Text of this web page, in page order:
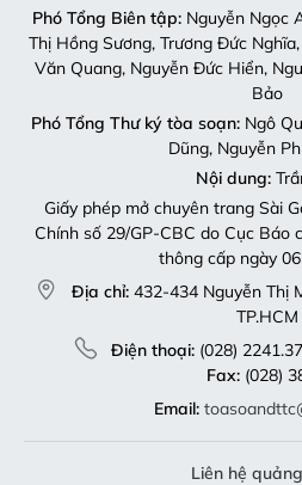
Phó Tổng Biên tập:Nguyễn Ngọc
Thị Hồng Sương, Trương Đức
Văn Quang, Nguyễn Đức Hiển,
Bảo
Phó Tổng Thư ký tòa soạn:Ngô
Dũng, Nguyễn
Nội dung:
Giấy phép mở chuyên trang Sài
Chính số 29/GP-CBC do Cục Báo
thông cấp ngày
Địa chỉ: 432-434 Nguyễn Thị
TP.HCM
Điện thoại:(028)
Fax:(028)
Email:
Liên hệ